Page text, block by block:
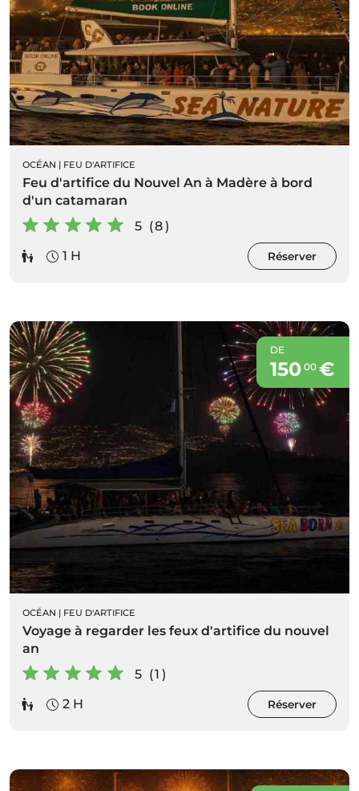
OCÉAN | FEU D'ARTIFICE
Feu d'artifice du Nouvel An à Madère à bord
d'un catamaran
5 (8)
1 H
Réserver
DE
150 00€
OCÉAN | FEU D'ARTIFICE
Voyage à regarder les feux d'artifice du nouvel
an
5 (1)
2 H
Réserver